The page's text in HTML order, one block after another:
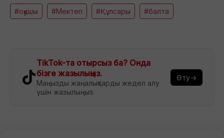
#оқушы #Мектеп #Құлсары #балта
TikTok-та отырсыз ба? Онда
бізге жазылыңыз.
Маңызды жаңалықтарды жедел алу
үшін жазылыңыз.
Өту→